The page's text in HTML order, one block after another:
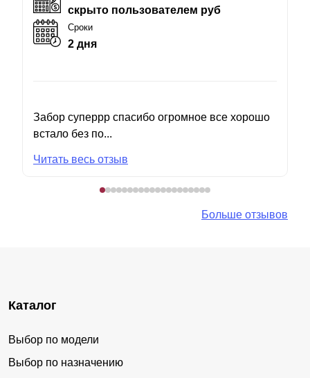
скрыто пользователем руб
Сроки
2 дня
Забор суперрр спасибо огромное все хорошо
встало без по...
Читать весь отзыв
Больше отзывов
Каталог
Выбор по модели
Выбор по назначению